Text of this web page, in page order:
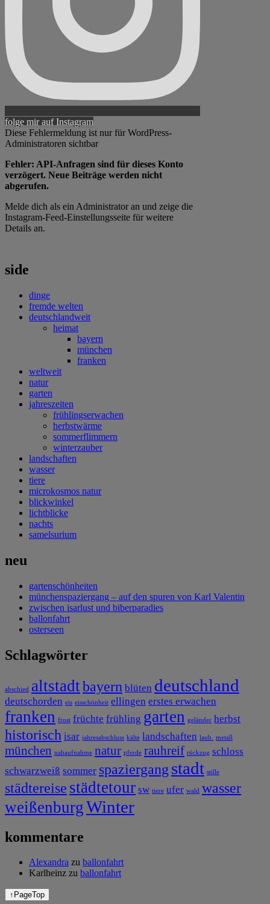
folge mir auf Instagram
Diese Fehlermeldung ist nur für WordPress-
Administratoren sichtbar
Fehler: API-Anfragen sind für dieses Konto
verzögert. Neue Beiträge werden nicht
abgerufen.
Melde dich als ein Administrator an und zeige die
Instagram-Feed-Einstellungsseite für weitere
Details an.
side
dinge
fremde welten
deutschlandweit
heimat
bayern
münchen
franken
weltweit
natur
garten
jahreszeiten
frühlingserwachen
herbstwärme
sommerflimmern
winterzauber
landschaften
wasser
tiere
microkosmos natur
blickwinkel
lichtblicke
nachts
samelsurium
neu
gartenschönheiten
münchenspaziergang – auf den spuren von Karl Valentin
zwischen isarlust und biberparadies
ballonfahrt
osterseen
Schlagwörter
abschied altstadtbayern blüten deutschland
deutschorden eis eisschönheit ellingen erstes erwachen
franken frost früchte frühling garten geländer herbst
historisch isar jahresabschluss kälte landschaften laub. metall
münchen nahaufnahme natur pferde rauhreif rückzug schloss
schwarzweiß sommer spaziergang stadt stille
städtereise städtetour sw tiere ufer wald wasser
weißenburgWinter
kommentare
Alexandra zu ballonfahrt
Karlheinz zu ballonfahrt
↑ PageTop